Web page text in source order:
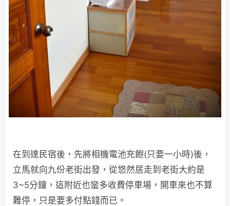
在到達民宿後，先將相機電池充飽(只要一小時)後，
立馬就向九份老街出發，從悠然居走到老街大約是
3~5分鐘，這附近也蠻多收費停車場，開車來也不算
難停，只是要多付點錢而已。